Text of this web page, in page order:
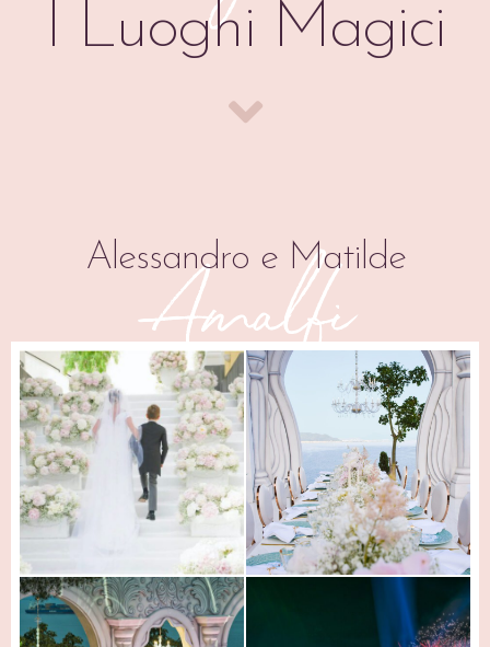
I Luoghi Magici
Alessandro e Matilde
Amalfi